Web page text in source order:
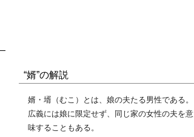
“婿”の解説
婿・壻（むこ）とは、娘の夫たる男性である。
広義には娘に限定せず、同じ家の女性の夫を意
味することもある。